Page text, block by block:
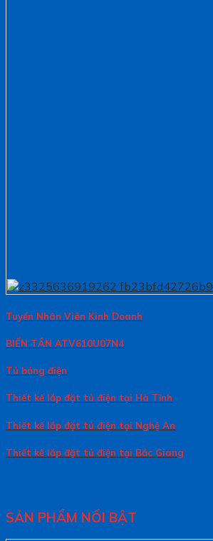
Tuyển Nhân Viên Kinh Doanh
BIẾN TẦN ATV610U07N4
Tủ bảng điện
Thiết kế lắp đặt tủ điện tại Hà Tĩnh
Thiết kế lắp đặt tủ điện tại Nghệ An
Thiết kế lắp đặt tủ điện tại Bắc Giang
SẢN PHẨM NỔI BẬT